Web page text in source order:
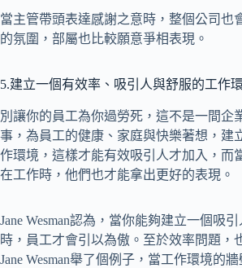
當主管帶頭表達感謝之意時，整個公司也
的氛圍，部屬也比較願意爭相表現。
5.建立一個有效率、吸引人與舒服的工作
別讓你的員工為你過勞死，這不是一間企
事，為員工的健康、家庭與快樂著想，建
作環境，這樣才能有效吸引人才加入，而
在工作時，他們也才能拿出更好的表現。
Jane Wesman認為，當你能夠建立一個吸
時，員工才會引以為傲。至於效率問題，
Jane Wesman舉了個例子，當工作環境的